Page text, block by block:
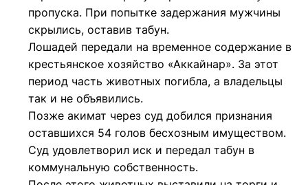
пропуска. При попытке задержания мужчины
скрылись, оставив табун.
Лошадей передали на временное содержание в
крестьянское хозяйство «Аккайнар». За этот
период часть животных погибла, а владельцы
так и не объявились.
Позже акимат через суд добился признания
оставшихся 54 голов бесхозным имуществом.
Суд удовлетворил иск и передал табун в
коммунальную собственность.